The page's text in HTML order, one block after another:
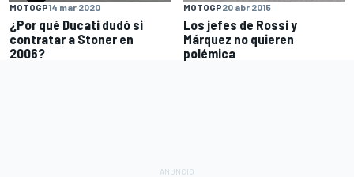
MOTOGP14 mar 2020
¿Por qué Ducati dudó si
contratar a Stoner en
2006?
MOTOGP20 abr 2015
Los jefes de Rossi y
Márquez no quieren
polémica